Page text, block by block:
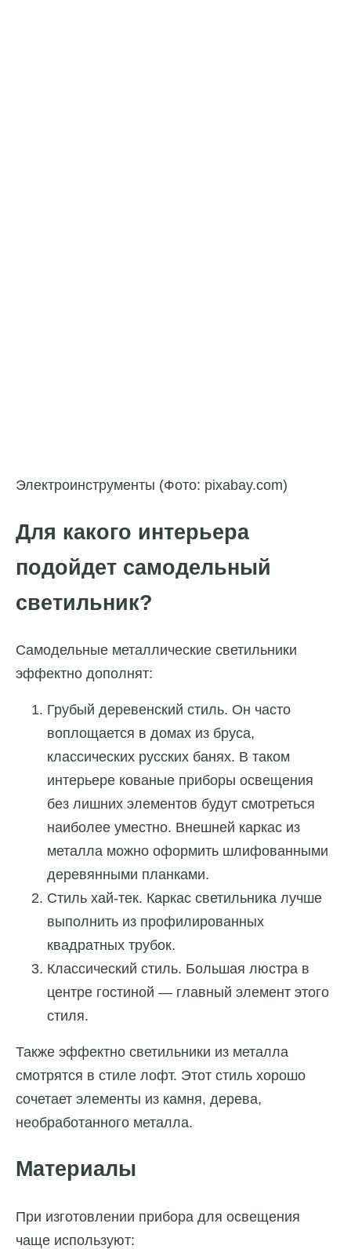
Электроинструменты (Фото: pixabay.com)
Для какого интерьера
подойдет самодельный
светильник?
Самодельные металлические светильники
эффектно дополнят:
Грубый деревенский стиль. Он часто
воплощается в домах из бруса,
классических русских банях. В таком
интерьере кованые приборы освещения
без лишних элементов будут смотреться
наиболее уместно. Внешней каркас из
металла можно оформить шлифованными
деревянными планками.
Стиль хай-тек. Каркас светильника лучше
выполнить из профилированных
квадратных трубок.
Классический стиль. Большая люстра в
центре гостиной — главный элемент этого
стиля.
Также эффектно светильники из металла
смотрятся в стиле лофт. Этот стиль хорошо
сочетает элементы из камня, дерева,
необработанного металла.
Материалы
При изготовлении прибора для освещения
чаще используют: